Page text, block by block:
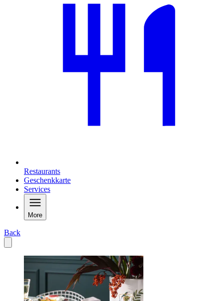
Restaurants
Geschenkkarte
Services
More
Back